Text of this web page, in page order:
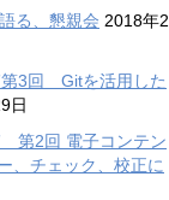
る、懇親会 2018年2
第3回 Gitを活用した
日
第2回 電子コンテン
、チェック、校正に